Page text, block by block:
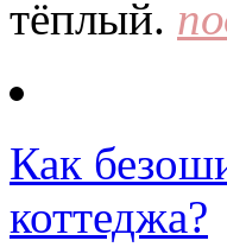
тёплый.
Как
коттеджа?